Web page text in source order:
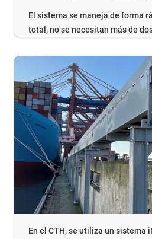
El sistema se maneja de forma
total, no se necesitan más de
En el CTH, se utiliza un sistema